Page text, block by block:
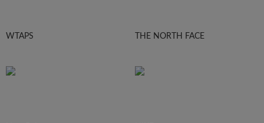
WTAPS THE NORTH FACE